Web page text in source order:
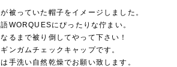
被っていた帽子をイメージしました。
WORQUESにぴったりな佇まい。
るまで被り倒してやって下さい！
ンガムチェックキャップです。
手洗い自然乾燥でお願い致します。